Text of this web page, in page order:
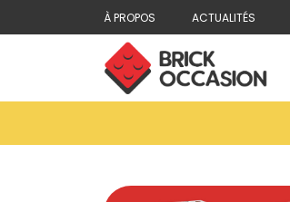
À PROPOS ACTUALITÉS